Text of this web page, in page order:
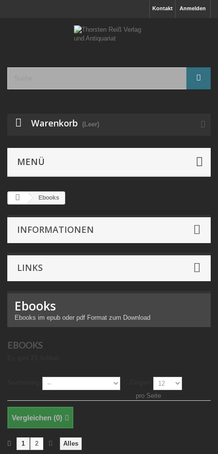
Anmelden
Kontakt
Warenkorb (Leer)
MENÜ
Ebooks
INFORMATIONEN
LINKS
Ebooks
Ebooks im epub oder pdf Format zum Download
EBOOKS
pro Seite
Vergleichen (0)
Alles
1 2